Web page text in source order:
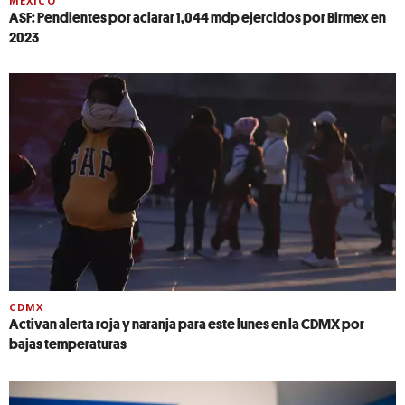
ASF: Pendientes por aclarar 1,044 mdp ejercidos por Birmex en
2023
CDMX
Activan alerta roja y naranja para este lunes en la CDMX por
bajas temperaturas